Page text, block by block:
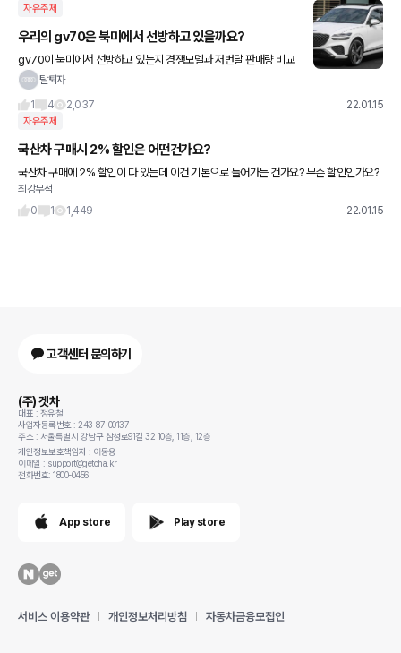
자유주제
우리의 gv70은 북미에서 선방하고 있을까요?
gv70이 북미에서 선방하고 있는지 경쟁모델과 저번달 판매량 비교
로 알아보죠 저번달 gv70 판매량 1988대 경쟁모델 판매량 1.bmw
탈퇴자
1
4 2,037 22.01.15
자유주제
국산차 구매시 2% 할인은 어떤건가요?
국산차 구매에 2% 할인이 다 있는데 이건 기본으로 들어가는 건가요? 무슨 할인인가요?
최강무적
0
1 1,449 22.01.15
고객센터 문의하기
(주) 겟차
대표 : 정유철
사업자등록번호 : 243-87-00137
주소 : 서울특별시 강남구 삼성로91길 32 10층, 11층, 12층
개인정보보호책임자 : 이동용
이메일 : support@getcha.kr
전화번호: 1800-0456
App store Play store
서비스 이용약관 개인정보처리방침 자동차금융모집인